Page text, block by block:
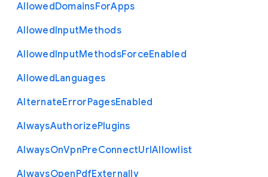
AllowedDomainsForApps
AllowedInputMethods
AllowedInputMethodsForceEnabled
AllowedLanguages
AlternateErrorPagesEnabled
AlwaysAuthorizePlugins
AlwaysOnVpnPreConnectUrlAllowlist
AlwaysOpenPdfExternally